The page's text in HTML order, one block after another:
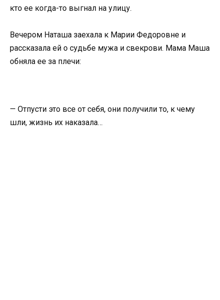
кто ее когда-то выгнал на улицу.
Вечером Наташа заехала к Марии Федоровне и
рассказала ей о судьбе мужа и свекрови. Мама Маша
обняла ее за плечи:
— Отпусти это все от себя, они получили то, к чему
шли, жизнь их наказала…